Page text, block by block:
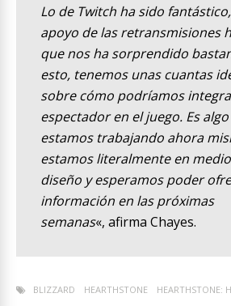
Lo de Twitch ha sido
apoyo de las retransmisiones
que nos ha sorprendido
esto, tenemos unas cuantas
sobre cómo podríamos
espectador en el juego. Es
estamos trabajando ahora
estamos literalmente en
diseño y esperamos poder
información en las próximas
semanas«, afirma Chayes.
BLIZZARD HEARTHSTONE HEARTHSTONE: